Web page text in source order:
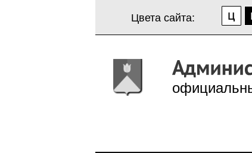
Цвета сайта: